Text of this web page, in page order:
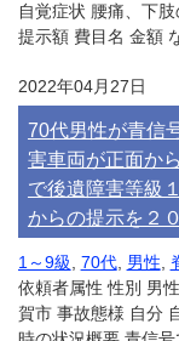
自覚症状 腰痛、下
提示額 費目名 金額
2022年04月27日
70代男性が青信
害車両が正面か
で後遺障害等級
からの提示を２
1～9級 70代, 男性
依頼者属性 性別 男
賀市 事故態様 自分